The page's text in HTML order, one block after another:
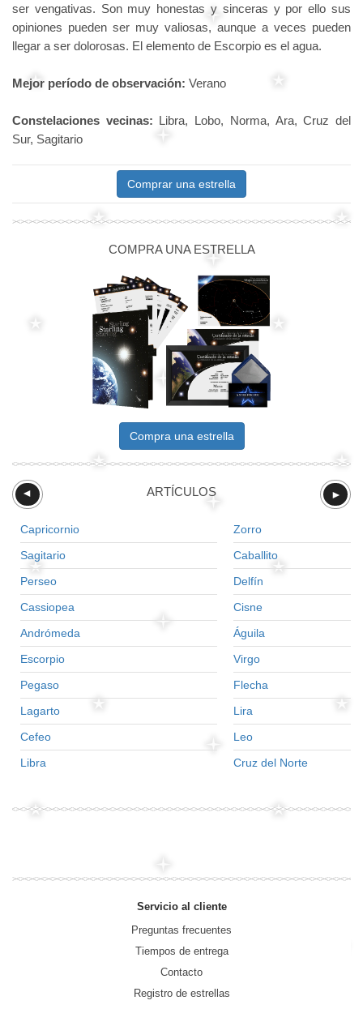
ser vengativas. Son muy honestas y sinceras y por ello sus
opiniones pueden ser muy valiosas, aunque a veces pueden
llegar a ser dolorosas. El elemento de Escorpio es el agua.
Mejor período de observación: Verano
Constelaciones vecinas: Libra, Lobo, Norma, Ara, Cruz del
Sur, Sagitario
Comprar una estrella
COMPRA UNA ESTRELLA
Compra una estrella
ARTÍCULOS ►
►
Capricornio
Sagitario
Perseo
Cassiopea
Andrómeda
Escorpio
Pegaso
Lagarto
Cefeo
Libra
Zorro
Caballito
Delfín
Cisne
Águila
Virgo
Flecha
Lira
Leo
Cruz del Norte
Servicio al cliente
Preguntas frecuentes
Tiempos de entrega
Contacto
Registro de estrellas